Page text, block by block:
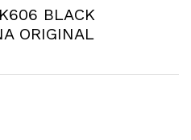
BLACK
ORIGINAL